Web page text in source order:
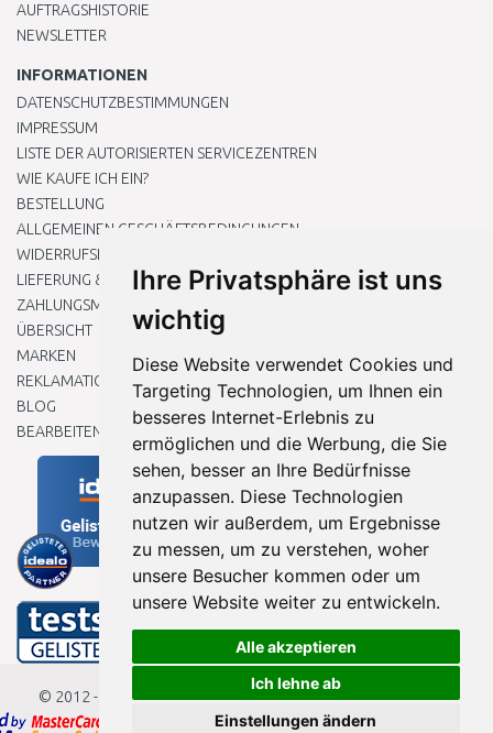
Ihre Privatsphäre ist uns
wichtig
Diese Website verwendet Cookies und
Targeting Technologien, um Ihnen ein
besseres Internet-Erlebnis zu
ermöglichen und die Werbung, die Sie
sehen, besser an Ihre Bedürfnisse
anzupassen. Diese Technologien
nutzen wir außerdem, um Ergebnisse
zu messen, um zu verstehen, woher
unsere Besucher kommen oder um
unsere Website weiter zu entwickeln.
Alle akzeptieren
Ich lehne ab
Einstellungen ändern
AUFTRAGSHISTORIE
NEWSLETTER
INFORMATIONEN
DATENSCHUTZBESTIMMUNGEN
IMPRESSUM
LISTE DER AUTORISIERTEN SERVICEZENTREN
WIE KAUFE ICH EIN?
BESTELLUNG
ALLGEMEINEN GESCHÄFTSBEDINGUNGEN
WIDERRUFSRECHT
LIEFERUNG & ZAHLUNG
ZAHLUNGSMETHODEN
ÜBERSICHT
MARKEN
REKLAMATIONEN UND RETOUREN
BLOG
BEARBEITEN SIE MEINE COOKIE-EINSTELLUNGEN
© 2012 - 2026Baumarkteu.de